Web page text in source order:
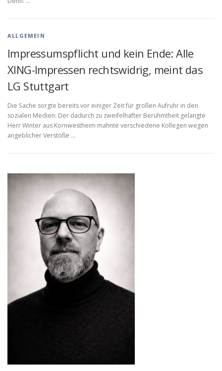
ALLGEMEIN
Impressumspflicht und kein Ende: Alle
XING-Impressen rechtswidrig, meint das
LG Stuttgart
Die Sache sorgte bereits vor einiger Zeit für großen Aufruhr in den
sozialen Medien: Der dadurch zu zweifelhafter Berühmtheit gelangte
Herr Winter aus Kornwestheim mahnte verschiedene Kollegen wegen
angeblicher Verstöße …